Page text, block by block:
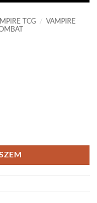
TCG /
VAMPIRE